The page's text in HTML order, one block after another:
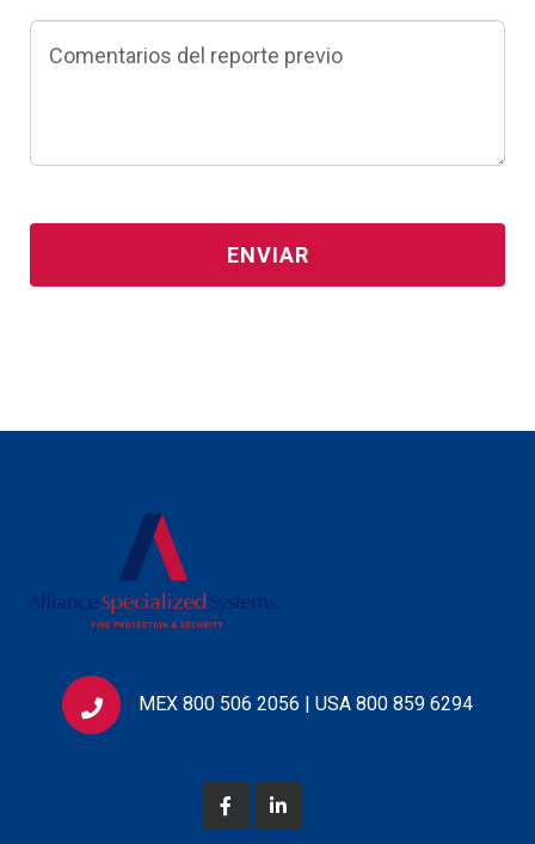
MEX 800 506 2056 | USA 800 859 6294